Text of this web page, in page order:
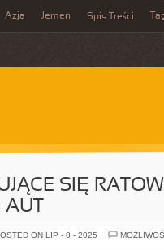
Azja Jemen Spis Treści
SIĘ
ON LIP - 8 - 2025